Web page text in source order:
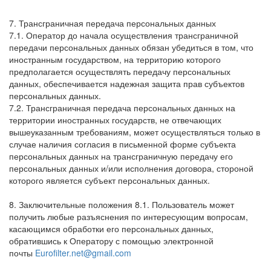
7. Трансграничная передача персональных данных
7.1. Оператор до начала осуществления трансграничной
передачи персональных данных обязан убедиться в том, что
иностранным государством, на территорию которого
предполагается осуществлять передачу персональных
данных, обеспечивается надежная защита прав субъектов
персональных данных.
7.2. Трансграничная передача персональных данных на
территории иностранных государств, не отвечающих
вышеуказанным требованиям, может осуществляться только в
случае наличия согласия в письменной форме субъекта
персональных данных на трансграничную передачу его
персональных данных и/или исполнения договора, стороной
которого является субъект персональных данных.
8. Заключительные положения 8.1. Пользователь может
получить любые разъяснения по интересующим вопросам,
касающимся обработки его персональных данных,
обратившись к Оператору с помощью электронной
почты Eurofilter.net@gmail.com